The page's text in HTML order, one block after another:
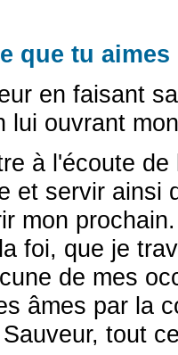
que tu
en faisant
lui ouvrant
à l'écoute
et servir ainsi
mon prochain.
foi, que je
de mes
âmes par la
tout